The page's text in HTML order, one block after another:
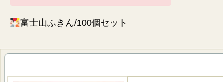
富士山ふきん/100個セット